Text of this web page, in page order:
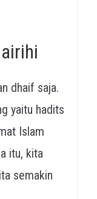
dhaif saja.
yaitu hadits
Islam
itu, kita
semakin